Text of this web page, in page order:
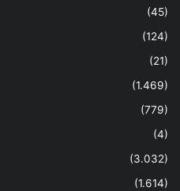
(45)
(124)
(21)
(1.469)
(779)
(4)
(3.032)
(1.614)